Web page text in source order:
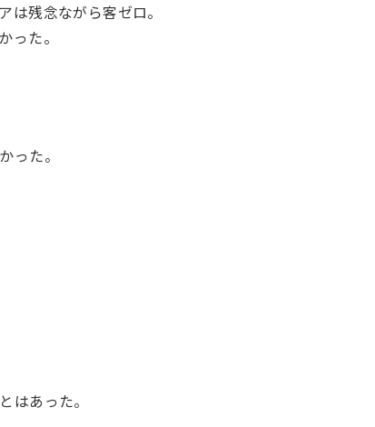
残念ながら客ゼロ。
った。
った。
はあった。